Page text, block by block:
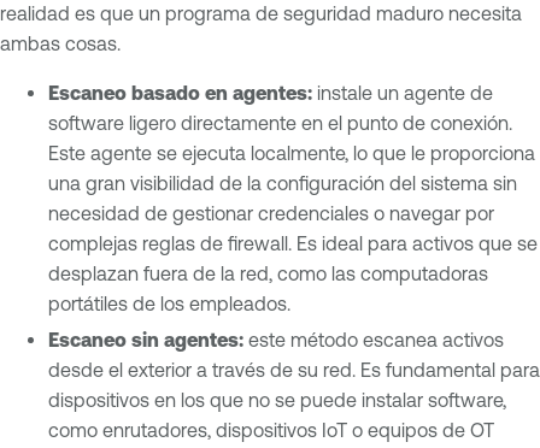
realidad es que un programa de seguridad maduro necesita
ambas cosas.
Escaneo basado en agentes: instale un agente de
software ligero directamente en el punto de conexión.
Este agente se ejecuta localmente, lo que le proporciona
una gran visibilidad de la configuración del sistema sin
necesidad de gestionar credenciales o navegar por
complejas reglas de firewall. Es ideal para activos que se
desplazan fuera de la red, como las computadoras
portátiles de los empleados.
Escaneo sin agentes: este método escanea activos
desde el exterior a través de su red. Es fundamental para
dispositivos en los que no se puede instalar software,
como enrutadores, dispositivos IoT o equipos de OT